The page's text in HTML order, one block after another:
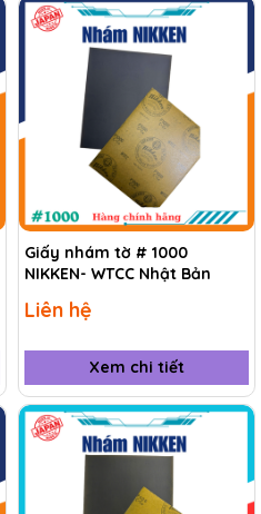
Giấy nhám tờ # 1000
NIKKEN- WTCC Nhật Bản
Liên hệ
Xem chi tiết